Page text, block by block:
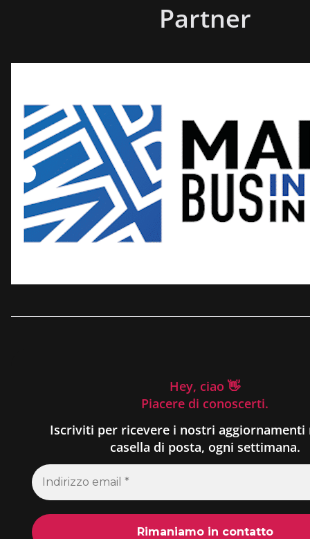
Partner
Hey, ciao 👋
Piacere di conoscerti.
Iscriviti per ricevere i nostri aggiornamenti
casella di posta, ogni settimana.